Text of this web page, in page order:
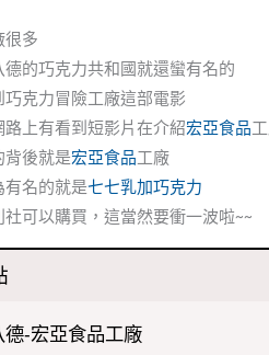
很多
的巧克力共和國就還蠻有名的
克力冒險工廠這部電影
上有看到短影片在介紹宏亞食品
後就是宏亞食品工廠
名的就是七七乳加巧克力
可以購買，這當然要衝一波啦~~
德-宏亞食品工廠